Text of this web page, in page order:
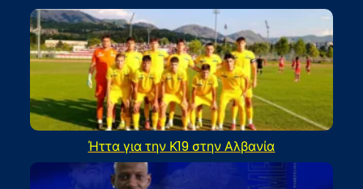
Ήττα για την Κ19 στην Αλβανία